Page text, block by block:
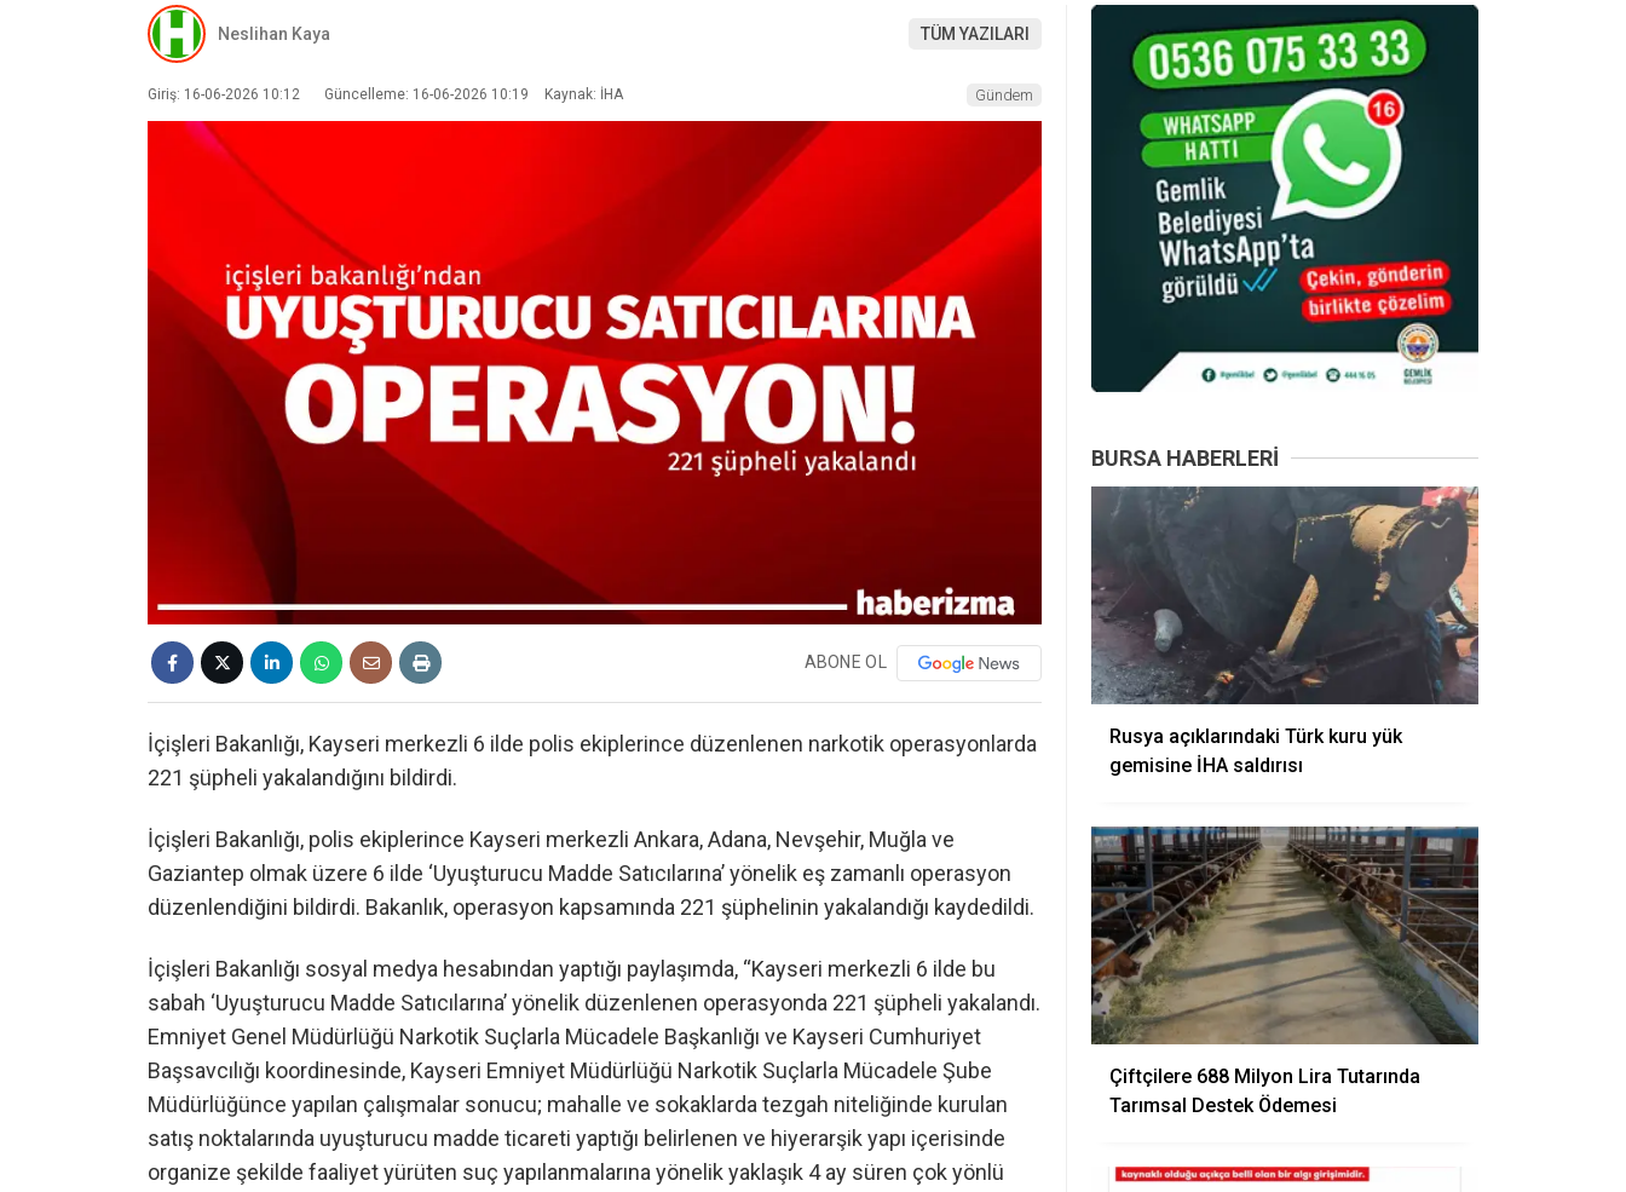
Neslihan Kaya TÜM YAZILARI
Giriş: 16-06-2026 10:12 Güncelleme: 16-06-2026 10:19 Kaynak: İHA Gündem
ABONE OL
İçişleri Bakanlığı, Kayseri merkezli 6 ilde polis ekiplerince düzenlenen narkotik operasyonlarda
221 şüpheli yakalandığını bildirdi.
İçişleri Bakanlığı, polis ekiplerince Kayseri merkezli Ankara, Adana, Nevşehir, Muğla ve
Gaziantep olmak üzere 6 ilde ‘Uyuşturucu Madde Satıcılarına’ yönelik eş zamanlı operasyon
düzenlendiğini bildirdi. Bakanlık, operasyon kapsamında 221 şüphelinin yakalandığı kaydedildi.
İçişleri Bakanlığı sosyal medya hesabından yaptığı paylaşımda, “Kayseri merkezli 6 ilde bu
sabah ‘Uyuşturucu Madde Satıcılarına’ yönelik düzenlenen operasyonda 221 şüpheli yakalandı.
Emniyet Genel Müdürlüğü Narkotik Suçlarla Mücadele Başkanlığı ve Kayseri Cumhuriyet
Başsavcılığı koordinesinde, Kayseri Emniyet Müdürlüğü Narkotik Suçlarla Mücadele Şube
Müdürlüğünce yapılan çalışmalar sonucu; mahalle ve sokaklarda tezgah niteliğinde kurulan
satış noktalarında uyuşturucu madde ticareti yaptığı belirlenen ve hiyerarşik yapı içerisinde
organize şekilde faaliyet yürüten suç yapılanmalarına yönelik yaklaşık 4 ay süren çok yönlü
BURSA HABERLERI
Rusya açıklarındaki Türk kuru yük
gemisine İHA saldırısı
Çiftçilere 688 Milyon Lira Tutarında
Tarımsal Destek Ödemesi